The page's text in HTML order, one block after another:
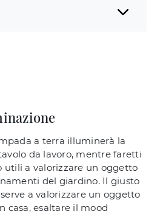
a terra illuminerà la
da lavoro, mentre faretti
utili a valorizzare un oggetto
del giardino. Il giusto
a valorizzare un oggetto
casa, esaltare il mood